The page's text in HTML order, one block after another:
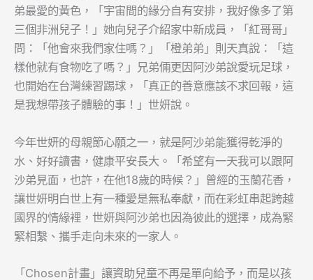
弟最愛的黃色，「宇宙間的緣分自有安排，我好像多了第
三個非洲兒子！」她向兒子介紹家中新成員，「紅哥哥」
問：「他會來我們家住嗎？」「橙弟弟」則天真說：「這
樣他就有食物吃了嗎？」兄弟倆更因阿沙弟說愛玩足球，
也開始在台灣練習踢球，「真正的善意應該不求回報，這
是我想帶孩子體驗的事！」世妍說。
今年世妍的母親節心願之一，就是阿沙弟能獲得乾淨的
水、好好讀書，健康平安長大。「希望有一天我可以跟阿
沙弟見面，也許，在他18歲的時候？」曾經的玉蘭花香，
讓世妍明白世上有一種愛是無私奉獻，而在彩虹串起跨越
國界的情緣裡，世妍與阿沙弟也因為彼此的選擇，成為緊
緊相繫、攜手走向未來的一家人。
「Chosen計畫」讓資助兒童不再是單向給予，而是以孩